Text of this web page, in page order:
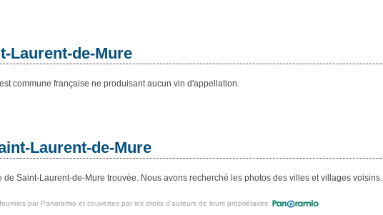
Laurent-de-Mure
commune française ne produisant aucun vin d'appellation.
Laurent-de-Mure
de Saint-Laurent-de-Mure trouvée. Nous avons recherché les photos des villes et villages voisins.
par Panoramio et couvertes par les droits d'auteurs de leurs propriétaires.